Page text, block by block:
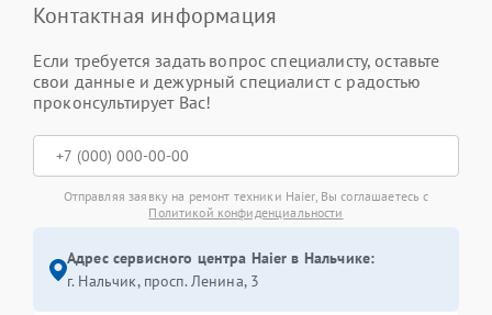
Контактная информация
Если требуется задать вопрос специалисту, оставьте
свои данные и дежурный специалист с радостью
проконсультирует Вас!
Отправляя заявку на ремонт техники Haier, Вы соглашаетесь с
Политикой конфиденциальности
Адрес сервисного центра Haier в Нальчике:
г. Нальчик, просп. Ленина, 3